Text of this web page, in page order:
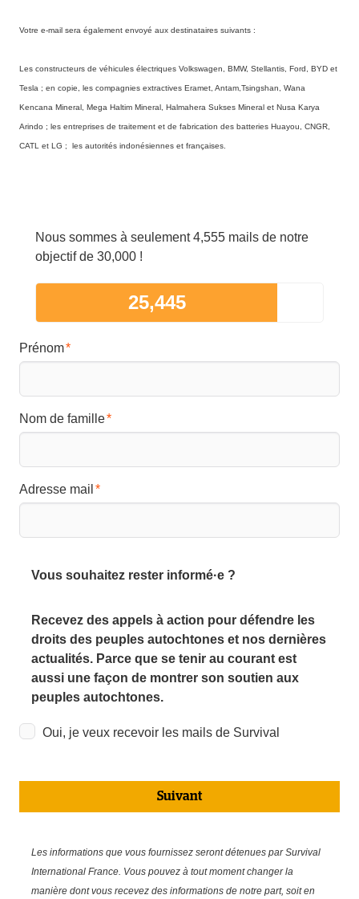
Votre e-mail sera également envoyé aux destinataires suivants :
Les constructeurs de véhicules électriques Volkswagen, BMW, Stellantis, Ford, BYD et
Tesla ; en copie, les compagnies extractives Eramet, Antam,Tsingshan, Wana
Kencana Mineral, Mega Haltim Mineral, Halmahera Sukses Mineral et Nusa Karya
Arindo ; les entreprises de traitement et de fabrication des batteries Huayou, CNGR,
CATL et LG ;  les autorités indonésiennes et françaises.
Nous sommes à seulement 4,555 mails de notre
objectif de 30,000 !
25,445
Prénom
Nom de famille
Adresse mail
Vous souhaitez rester informé·e ?
Recevez des appels à action pour défendre les
droits des peuples autochtones et nos dernières
actualités. Parce que se tenir au courant est
aussi une façon de montrer son soutien aux
peuples autochtones.
Oui, je veux recevoir les mails de Survival
Suivant
Les informations que vous fournissez seront détenues par Survival
International France. Vous pouvez à tout moment changer la
manière dont vous recevez des informations de notre part, soit en